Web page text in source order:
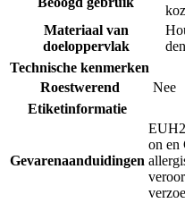
Materiaal van
doeloppervlak
Technische kenmerken
Roestwerend
Nee
Etiketinformatie
Gevarenaanduidingen
on en